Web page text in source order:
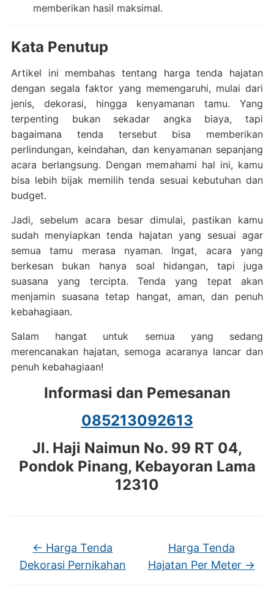
memberikan hasil maksimal.
Kata Penutup
Artikel ini membahas tentang harga tenda hajatan
dengan segala faktor yang memengaruhi, mulai dari
jenis, dekorasi, hingga kenyamanan tamu. Yang
terpenting bukan sekadar angka biaya, tapi
bagaimana tenda tersebut bisa memberikan
perlindungan, keindahan, dan kenyamanan sepanjang
acara berlangsung. Dengan memahami hal ini, kamu
bisa lebih bijak memilih tenda sesuai kebutuhan dan
budget.
Jadi, sebelum acara besar dimulai, pastikan kamu
sudah menyiapkan tenda hajatan yang sesuai agar
semua tamu merasa nyaman. Ingat, acara yang
berkesan bukan hanya soal hidangan, tapi juga
suasana yang tercipta. Tenda yang tepat akan
menjamin suasana tetap hangat, aman, dan penuh
kebahagiaan.
Salam hangat untuk semua yang sedang
merencanakan hajatan, semoga acaranya lancar dan
penuh kebahagiaan!
Informasi dan Pemesanan
085213092613
Jl. Haji Naimun No. 99 RT 04,
Pondok Pinang, Kebayoran Lama
12310
← Harga Tenda
Dekorasi Pernikahan
Harga Tenda
Hajatan Per Meter →